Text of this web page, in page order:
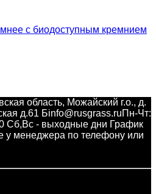
с биодоступным кремнием
область, Можайский г.о., д.
д.61 Бinfo@rusgrass.ruПн-Чт:
Сб,Вс - выходные дни График
у менеджера по телефону или